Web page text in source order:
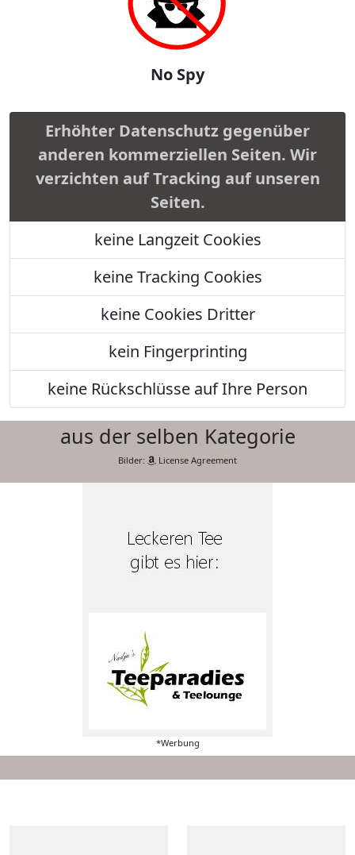
No Spy
Erhöhter Datenschutz gegenüber
anderen kommerziellen Seiten. Wir
verzichten auf Tracking auf unseren
Seiten.
keine Langzeit Cookies
keine Tracking Cookies
keine Cookies Dritter
kein Fingerprinting
keine Rückschlüsse auf Ihre Person
aus der selben Kategorie
Bilder: License Agreement
*Werbung